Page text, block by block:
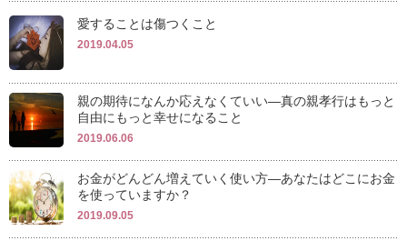
愛することは傷つくこと
2019.04.05
親の期待になんか応えなくていい―真の親孝行はもっと
自由にもっと幸せになること
2019.06.06
お金がどんどん増えていく使い方―あなたはどこにお金
を使っていますか？
2019.09.05